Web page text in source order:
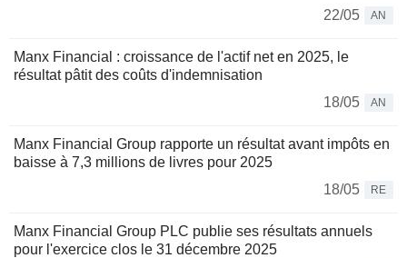
22/05
AN
Manx Financial : croissance de l'actif net en 2025, le
résultat pâtit des coûts d'indemnisation
18/05
AN
Manx Financial Group rapporte un résultat avant impôts en
baisse à 7,3 millions de livres pour 2025
18/05
RE
Manx Financial Group PLC publie ses résultats annuels
pour l'exercice clos le 31 décembre 2025